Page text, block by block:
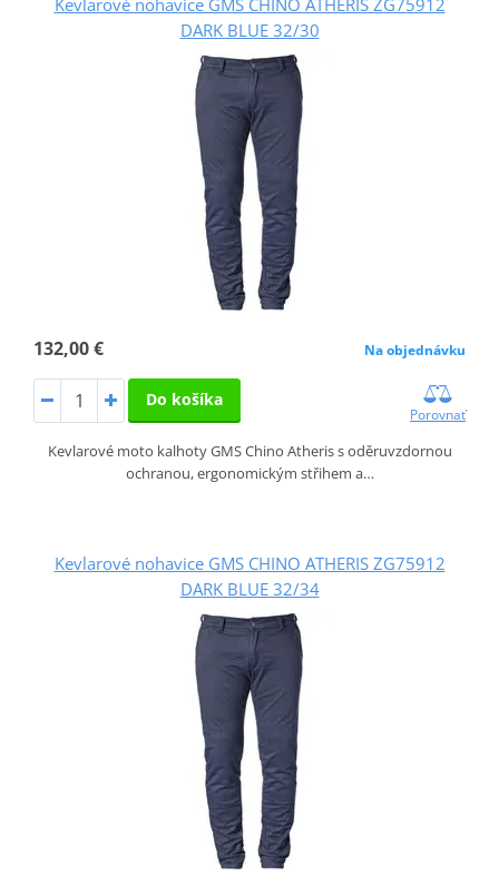
DARK BLUE 32/30
132,00 € Na objednávku
Do košíka
Porovnať
Kevlarové moto kalhoty GMS Chino Atheris s oděruvzdornou
ochranou, ergonomickým střihem a…
Kevlarové nohavice GMS CHINO ATHERIS ZG75912
DARK BLUE 32/34